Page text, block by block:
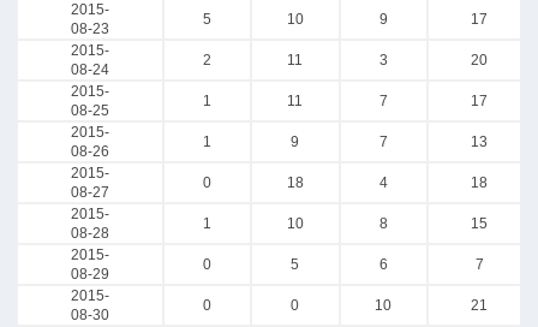
2015-
08-23
5 10 9
17
2015-
08-24
2 11 3
20
2015-
08-25
1 11 7
17
2015-
08-26
1 9 7
13
2015-
08-27
0 18 4
18
2015-
08-28
1 10 8
15
2015-
08-29
0 5 6
7
2015-
08-30
0 0 10
21